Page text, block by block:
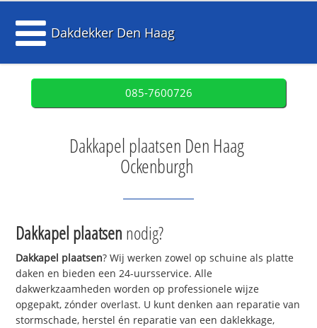
Dakdekker Den Haag
085-7600726
Dakkapel plaatsen Den Haag
Ockenburgh
Dakkapel plaatsen nodig?
Dakkapel plaatsen? Wij werken zowel op schuine als platte
daken en bieden een 24-uursservice. Alle
dakwerkzaamheden worden op professionele wijze
opgepakt, zónder overlast. U kunt denken aan reparatie van
stormschade, herstel én reparatie van een daklekkage,